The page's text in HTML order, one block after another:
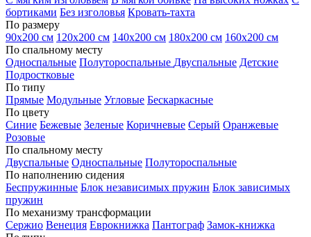
бортиками Без изголовья Кровать-тахта
По размеру
90х200 см 120х200 см 140х200 см 180х200 см 160х200 см
По спальному месту
Односпальные Полутороспальные Двуспальные Детские
Подростковые
По типу
Прямые Модульные Угловые Бескаркасные
По цвету
Синие Бежевые Зеленые Коричневые Серый Оранжевые
Розовые
По спальному месту
Двуспальные Односпальные Полутороспальные
По наполнению сидения
Беспружинные Блок независимых пружин Блок зависимых
пружин
По механизму трансформации
Сержио Венеция Еврокнижка Пантограф Замок-книжка